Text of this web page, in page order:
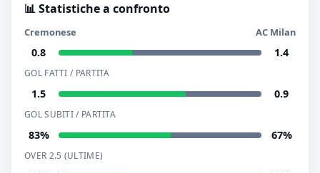
📊 Statistiche a confronto
Cremonese AC Milan
0.8 1.4
GOL FATTI / PARTITA
1.5 0.9
GOL SUBITI / PARTITA
83% 67%
OVER 2.5 (ULTIME)